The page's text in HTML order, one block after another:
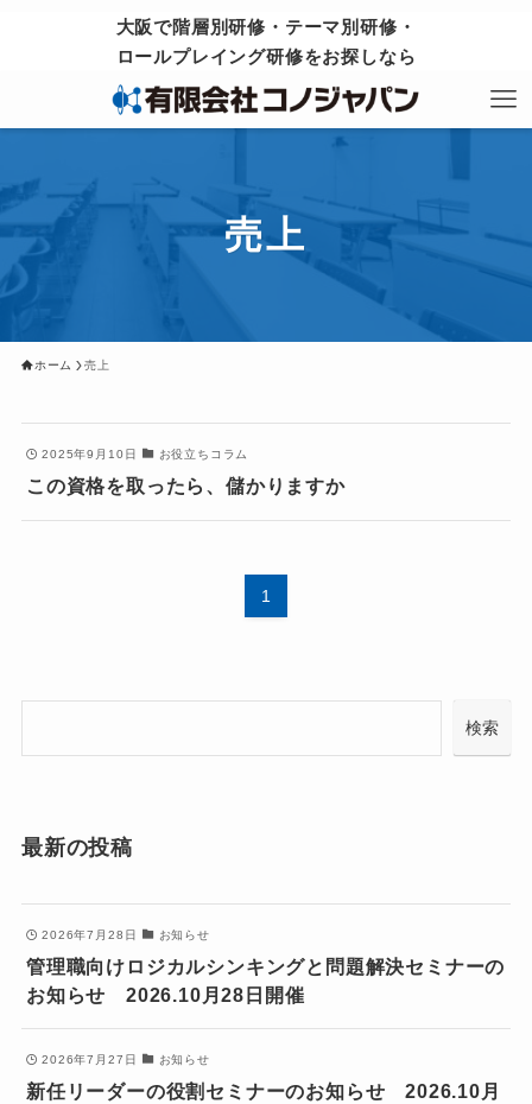
大阪で階層別研修・テーマ別研修・
ロールプレイング研修をお探しなら
売上
ホーム 売上
2025年9月10日 お役立ちコラム
この資格を取ったら、儲かりますか
1
索
検索
最新の投稿
2026年7月28日 お知らせ
管理職向けロジカルシンキングと問題解決セミナーの
お知らせ 2026.10月28日開催
2026年7月27日 お知らせ
新任リーダーの役割セミナーのお知らせ 2026.10月